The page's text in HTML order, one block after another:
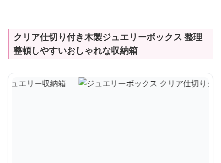
クリア仕切り付き木製ジュエリーボックス 整理
整頓しやすいおしゃれな収納箱